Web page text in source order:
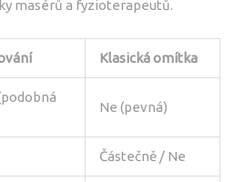
masérů a fyzioterapeutů.
Klasická omítka
Ne (pevná)
Částečně / Ne